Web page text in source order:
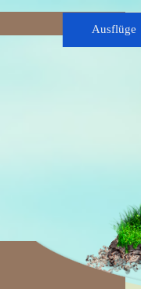
Ausflüge